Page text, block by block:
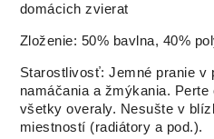
domácich zvierat
Zloženie: 50% bavlna, 40%
Starostlivosť: Jemné pranie v
namáčania a žmýkania. Perte
všetky overaly. Nesušte v
miestností (radiátory a pod.).